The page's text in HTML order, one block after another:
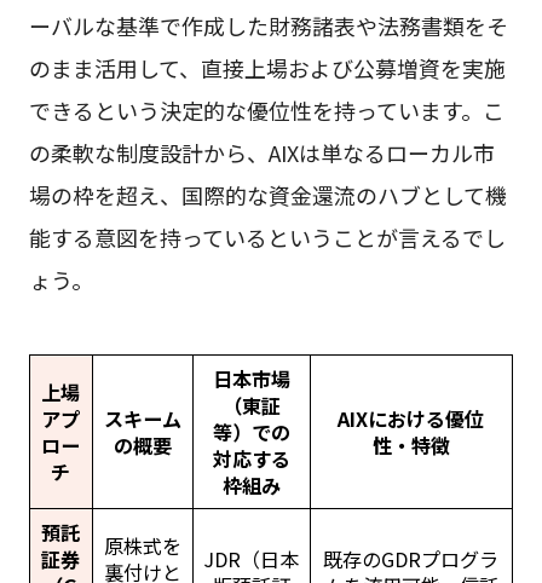
ーバルな基準で作成した財務諸表や法務書類をそ
のまま活用して、直接上場および公募増資を実施
できるという決定的な優位性を持っています。こ
の柔軟な制度設計から、AIXは単なるローカル市
場の枠を超え、国際的な資金還流のハブとして機
能する意図を持っているということが言えるでし
ょう。
上場
アプ
ロー
チ
スキーム
の概要
日本市場
（東証
等）での
対応する
枠組み
AIXにおける優位
性・特徴
預託
証券
原株式を
裏付けと
JDR（日本
既存のGDRプログラ